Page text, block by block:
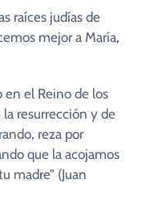
raíces judías de
mejor a María,
en el Reino de los
resurrección y de
reza por
que la acojamos
madre” (Juan